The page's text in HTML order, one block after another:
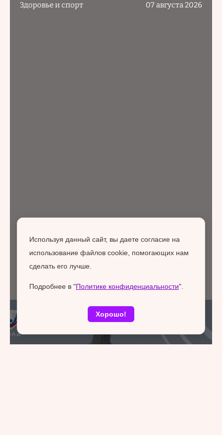
Здоровье и спорт 07 августа 2026
Используя данный сайт, вы даете согласие на
использование файлов cookie, помогающих нам
сделать его лучше.
Подробнее в "Политике конфиденциальности".
Хорошо!